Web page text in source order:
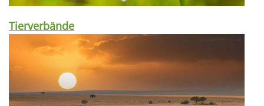
Tierverbände